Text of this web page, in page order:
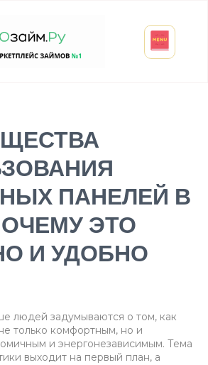
ПАНЕЛЕЙ В
ЭТО
И УДОБНО
людей задумываются о том, как
только комфортным, но и
и энергонезависимым. Тема
выходит на первый план, а